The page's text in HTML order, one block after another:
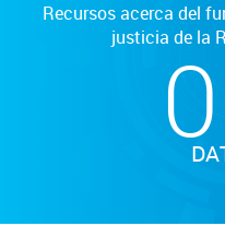
Recursos acerca del
justicia de la